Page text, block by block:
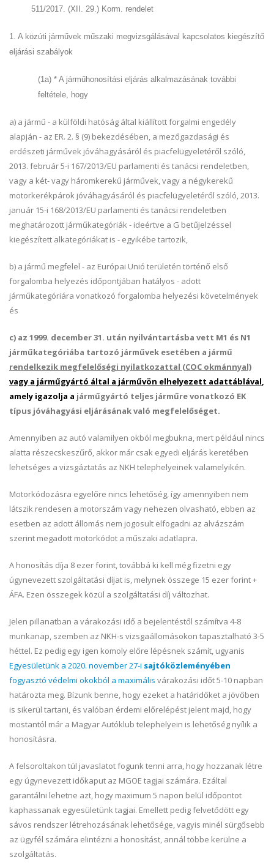
511/2017. (XII. 29.) Korm. rendelet
1. A közúti járművek műszaki megvizsgálásával kapcsolatos kiegészítő
eljárási szabályok
(1a) * A járműhonosítási eljárás alkalmazásának további
feltétele, hogy
a) a jármű - a külföldi hatóság által kiállított forgalmi engedély
alapján - az ER. 2. § (9) bekezdésében, a mezőgazdasági és
erdészeti járművek jóváhagyásáról és piacfelügyeletéről szóló,
2013. február 5-i 167/2013/EU parlamenti és tanácsi rendeletben,
vagy a két- vagy háromkerekű járművek, vagy a négykerekű
motorkerékpárok jóváhagyásáról és piacfelügyeletéről szóló, 2013.
január 15-i 168/2013/EU parlamenti és tanácsi rendeletben
meghatározott járműkategóriák - ideértve a G betűjelzéssel
kiegészített alkategóriákat is - egyikébe tartozik,
b) a jármű megfelel - az Európai Unió területén történő első
forgalomba helyezés időpontjában hatályos - adott
járműkategóriára vonatkozó forgalomba helyezési követelmények
és
c) az 1999. december 31. után nyilvántartásba vett M1 és N1
járműkategóriába tartozó járművek esetében a jármű
rendelkezik megfelelőségi nyilatkozattal (COC okmánnyal)
vagy a járműgyártó által a járművön elhelyezett adattáblával,
amely igazolja a járműgyártó teljes járműre vonatkozó EK
típus jóváhagyási eljárásának való megfelelőséget.
Amennyiben az autó valamilyen okból megbukna, mert például nincs
alatta részecskeszűrő, akkor már csak egyedi eljárás keretében
lehetséges a vizsgáztatás az NKH telephelyeinek valamelyikén.
Motorkódozásra egyelőre nincs lehetőség, így amennyiben nem
látszik rendesen a motorszám vagy nehezen olvasható, ebben az
esetben az adott állomás nem jogosult elfogadni az alvázszám
szerint megadott motorkódot a műszaki adatlapra.
A honosítás díja 8 ezer forint, továbbá ki kell még fizetni egy
úgynevezett szolgáltatási díjat is, melynek összege 15 ezer forint +
ÁFA. Ezen összegek közül a szolgáltatási díj változhat.
Jelen pillanatban a várakozási idő a bejelentéstől számítva 4-8
munkanap, szemben az NKH-s vizsgaállomásokon tapasztalható 3-5
héttel. Ez pedig egy igen komoly előre lépésnek számít, ugyanis
Egyesületünk a 2020. november 27-i sajtóközleményében
fogyasztó védelmi okokból a maximális várakozási időt 5-10 napban
határozta meg. Bízunk benne, hogy ezeket a határidőket a jövőben
is sikerül tartani, és valóban érdemi előrelépést jelent majd, hogy
mostantól már a Magyar Autóklub telephelyein is lehetőség nyílik a
honosításra.
A felsoroltakon túl javaslatot fogunk tenni arra, hogy hozzanak létre
egy úgynevezett időkaput az MGOE tagjai számára. Ezáltal
garantálni lehetne azt, hogy maximum 5 napon belül időpontot
kaphassanak egyesületünk tagjai. Emellett pedig felvetődött egy
sávos rendszer létrehozásának lehetősége, vagyis minél sürgősebb
az ügyfél számára elintézni a honosítást, annál többe kerülne a
szolgáltatás.